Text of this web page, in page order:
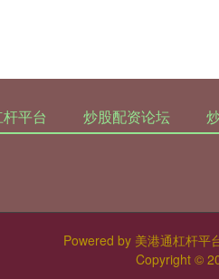
平台 炒股配资论坛
Powered by 美港通杠杆平
Copyright ©